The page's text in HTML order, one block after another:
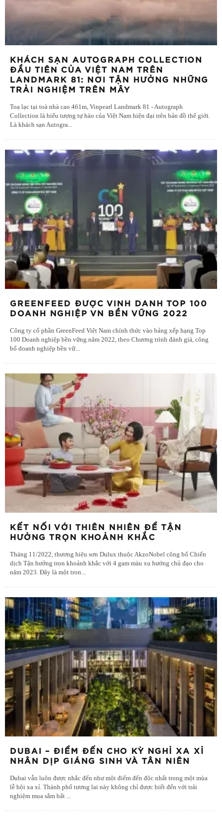
KHÁCH SẠN AUTOGRAPH COLLECTION
ĐẦU TIÊN CỦA VIỆT NAM TRÊN
LANDMARK 81: NƠI TẬN HƯỞNG NHỮNG
TRẢI NGHIỆM TRÊN MÂY
Toạ lạc tại toà nhà cao 461m, Vinpearl Landmark 81 - Autograph
Collection là biểu tượng tự hào của Việt Nam hiện đại trên bản đồ thế giới.
Là khách sạn Autogra...
GREENFEED ĐƯỢC VINH DANH TOP 100
DOANH NGHIỆP VN BỀN VỮNG 2022
Công ty cổ phần GreenFeed Việt Nam chính thức vào bảng xếp hạng Top
100 Doanh nghiệp bền vững năm 2022, theo Chương trình đánh giá, công
bố doanh nghiệp bền vữ...
KẾT NỐI VỚI THIÊN NHIÊN ĐỂ TẬN
HƯỞNG TRỌN KHOẢNH KHẮC
Tháng 11/2022, thương hiệu sơn Dulux thuộc AkzoNobel công bố Chiến
dịch Tận hưởng trọn khoảnh khắc với 4 gam màu xu hướng chủ đạo cho
năm 2023. Đây là một tron...
DUBAI – ĐIỂM ĐẾN CHO KỲ NGHỈ XA XỈ
NHÂN DỊP GIÁNG SINH VÀ TÂN NIÊN
Dubai vẫn luôn được nhắc đến như một điểm đến độc nhất trong một mùa
lễ hội xa xỉ. Thành phố tương lai này không chỉ được biết đến với trải
nghiệm mua sắm bất